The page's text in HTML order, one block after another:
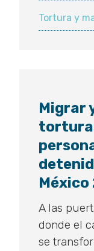
Tortura y
Migrar
A las
donde el
se